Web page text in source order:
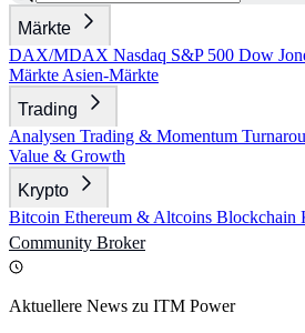
Märkte
DAX/MDAX Nasdaq S&P 500 Dow
Märkte Asien-Märkte
Trading
Analysen Trading & Momentum
Value & Growth
Krypto
Bitcoin Ethereum & Altcoins Blockchain
Community Broker
Aktuellere News zu ITM Power